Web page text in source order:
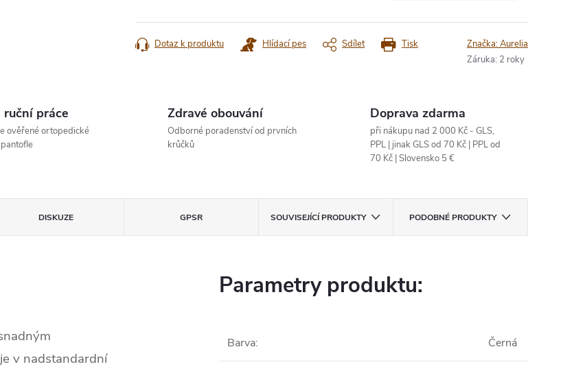
Tisk
Dotaz k produktu Hlídací pes Sdílet Značka:Aurelia
Záruka: 2 roky
ruční práce
ověřené ortopedické
Zdravé obouvání
Odborné poradenství od prvních
krůčků
Doprava zdarma
při nákupu nad 2 000 Kč - GLS,
PPL | jinak GLS od 70 Kč | PPL od
70 Kč | Slovensko 5 €
DISKUZE GPSR SOUVISEJÍCÍ PRODUKTY PODOBNÉ PRODUKTY
v nadstandardní
Parametry produktu:
Barva: Černá